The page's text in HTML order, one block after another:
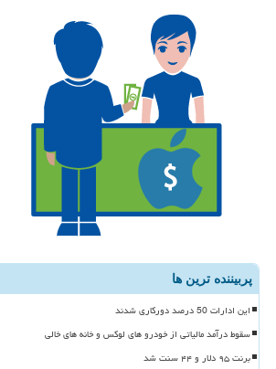
پربیننده ترین ها
این ادارات 50 درصد دورکاری شدند
سقوط درآمد مالیاتی از خودرو های لوکس و خانه های خالی
برنت ۹۵ دلار و ۴۴ سنت شد